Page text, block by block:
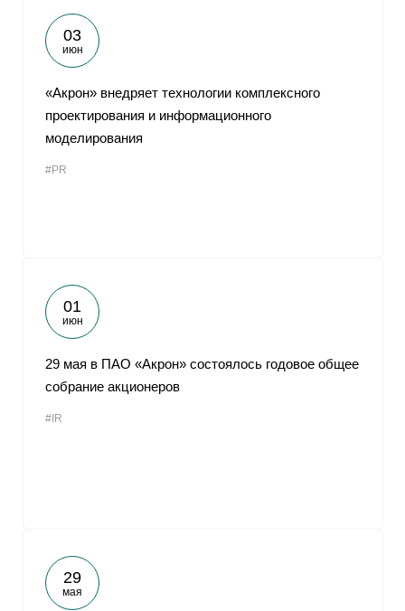
03
июн
«Акрон» внедряет технологии комплексного
проектирования и информационного
моделирования
#PR
01
июн
29 мая в ПАО «Акрон» состоялось годовое общее
собрание акционеров
#IR
29
мая